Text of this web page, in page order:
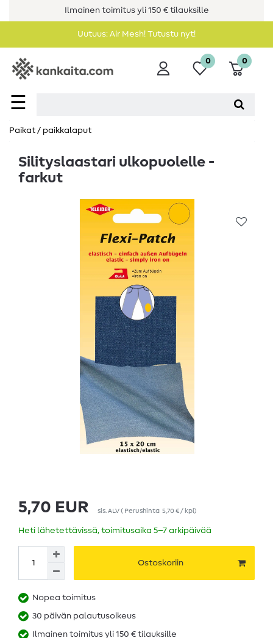
Ilmainen toimitus yli 150 € tilauksille
Uutuus: Air Mesh! Tutustu nyt!
☰
0 0
Paikat / paikkalaput
Silityslaastari ulkopuolelle -
farkut
5,70 EUR sis. ALV( Perushinta 5,70 € / kpl)
Heti lähetettävissä, toimitusaika 5–7 arkipäivää
Ostoskoriin
Nopea toimitus
30 päivän palautusoikeus
Ilmainen toimitus yli 150 € tilauksille